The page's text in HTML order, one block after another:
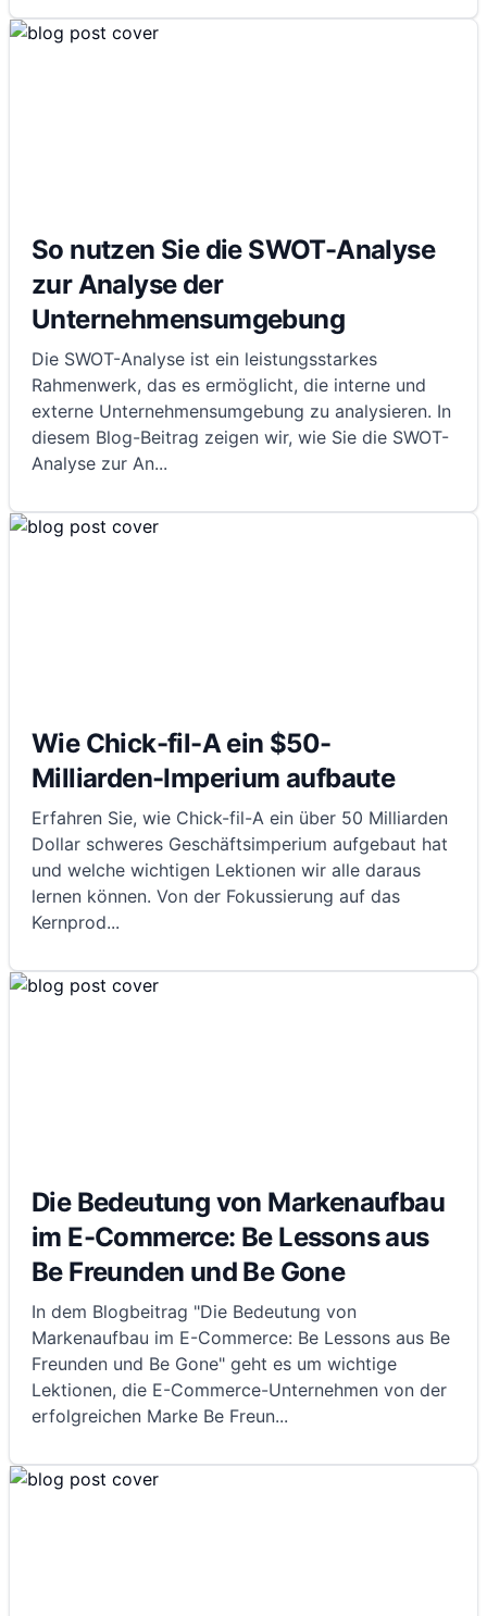
So nutzen Sie die SWOT-Analyse
zur Analyse der
Unternehmensumgebung
Die SWOT-Analyse ist ein leistungsstarkes
Rahmenwerk, das es ermöglicht, die interne und
externe Unternehmensumgebung zu analysieren. In
diesem Blog-Beitrag zeigen wir, wie Sie die SWOT-
Analyse zur An...
Wie Chick-fil-A ein $50-
Milliarden-Imperium aufbaute
Erfahren Sie, wie Chick-fil-A ein über 50 Milliarden
Dollar schweres Geschäftsimperium aufgebaut hat
und welche wichtigen Lektionen wir alle daraus
lernen können. Von der Fokussierung auf das
Kernprod...
Die Bedeutung von Markenaufbau
im E-Commerce: Be Lessons aus
Be Freunden und Be Gone
In dem Blogbeitrag "Die Bedeutung von
Markenaufbau im E-Commerce: Be Lessons aus Be
Freunden und Be Gone" geht es um wichtige
Lektionen, die E-Commerce-Unternehmen von der
erfolgreichen Marke Be Freun...